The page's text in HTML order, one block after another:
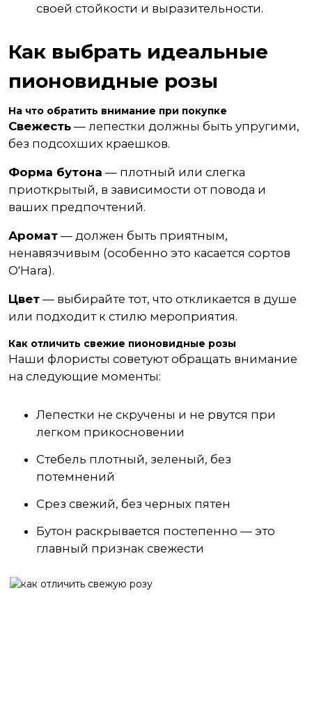
своей стойкости и выразительности.
Как выбрать идеальные
пионовидные розы
На что обратить внимание при покупке
Свежесть — лепестки должны быть упругими,
без подсохших краешков.
Форма бутона — плотный или слегка
приоткрытый, в зависимости от повода и
ваших предпочтений.
Аромат — должен быть приятным,
ненавязчивым (особенно это касается сортов
O'Hara).
Цвет — выбирайте тот, что откликается в душе
или подходит к стилю мероприятия.
Как отличить свежие пионовидные розы
Наши флористы советуют обращать внимание
на следующие моменты:
Лепестки не скручены и не рвутся при
легком прикосновении
Стебель плотный, зеленый, без
потемнений
Срез свежий, без черных пятен
Бутон раскрывается постепенно — это
главный признак свежести